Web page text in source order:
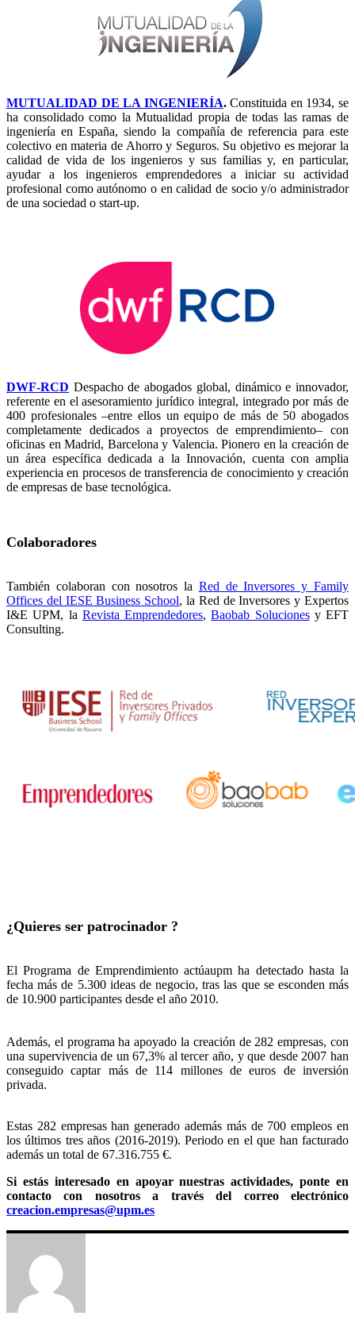
MUTUALIDAD DE LA INGENIERÍA.Constituida en 1934, se
ha consolidado como la Mutualidad propia de todas las ramas de
ingeniería en España, siendo la compañía de referencia para este
colectivo en materia de Ahorro y Seguros. Su objetivo es mejorar la
calidad de vida de los ingenieros y sus familias y, en particular,
ayudar a los ingenieros emprendedores a iniciar su actividad
profesional como autónomo o en calidad de socio y/o administrador
de una sociedad o start-up.
DWF-RCD Despacho de abogados global, dinámico e innovador,
referente en el asesoramiento jurídico integral, integrado por más de
400 profesionales –entre ellos un equipo de más de 50 abogados
completamente dedicados a proyectos de emprendimiento– con
oficinas en Madrid, Barcelona y Valencia. Pionero en la creación de
un área específica dedicada a la Innovación, cuenta con amplia
experiencia en procesos de transferencia de conocimiento y creación
de empresas de base tecnológica.
Colaboradores
También colaboran con nosotros la Red de Inversores y Family
Offices del IESE Business School, la Red de Inversores y Expertos
I&E UPM, la Revista Emprendedores,Baobab Solucionesy EFT
Consulting.
¿Quieres ser patrocinador ?
El Programa de Emprendimiento actúaupm ha detectado hasta la
fecha más de 5.300 ideas de negocio, tras las que se esconden más
de 10.900 participantes desde el año 2010.
Además, el programa ha apoyado la creación de 282 empresas, con
una supervivencia de un 67,3% al tercer año, y que desde 2007 han
conseguido captar más de 114 millones de euros de inversión
privada.
Estas 282 empresas han generado además más de 700 empleos en
los últimos tres años (2016-2019). Periodo en el que han facturado
además un total de 67.316.755 €.
Si estás interesado en apoyar nuestras actividades, ponte en
contacto con nosotros a través del correo electrónico
creacion.empresas@upm.es